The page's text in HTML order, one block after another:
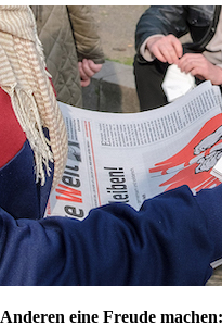
Anderen eine Freude machen: